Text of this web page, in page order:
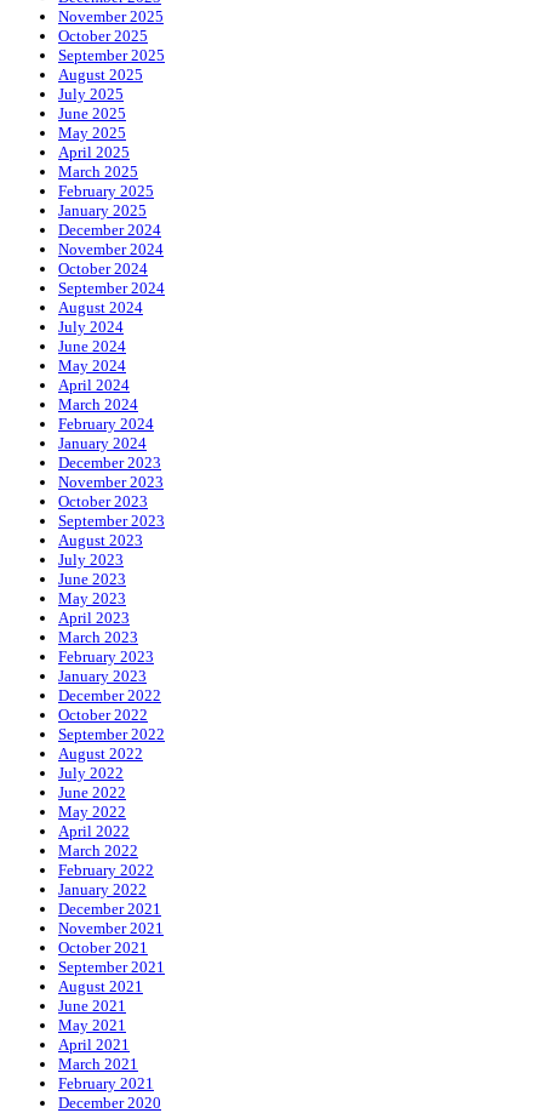
November 2025
October 2025
September 2025
August 2025
July 2025
June 2025
May 2025
April 2025
March 2025
February 2025
January 2025
December 2024
November 2024
October 2024
September 2024
August 2024
July 2024
June 2024
May 2024
April 2024
March 2024
February 2024
January 2024
December 2023
November 2023
October 2023
September 2023
August 2023
July 2023
June 2023
May 2023
April 2023
March 2023
February 2023
January 2023
December 2022
October 2022
September 2022
August 2022
July 2022
June 2022
May 2022
April 2022
March 2022
February 2022
January 2022
December 2021
November 2021
October 2021
September 2021
August 2021
June 2021
May 2021
April 2021
March 2021
February 2021
December 2020